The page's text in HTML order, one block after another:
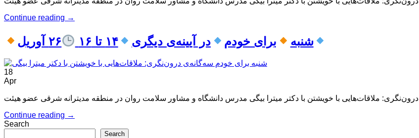
Continue reading →
شنبه برای خودم در آیینه‌ی دیگری ۱۴ تا ۱۶ ۲۶ آوریل
18
Apr
Continue reading →
Search
Search